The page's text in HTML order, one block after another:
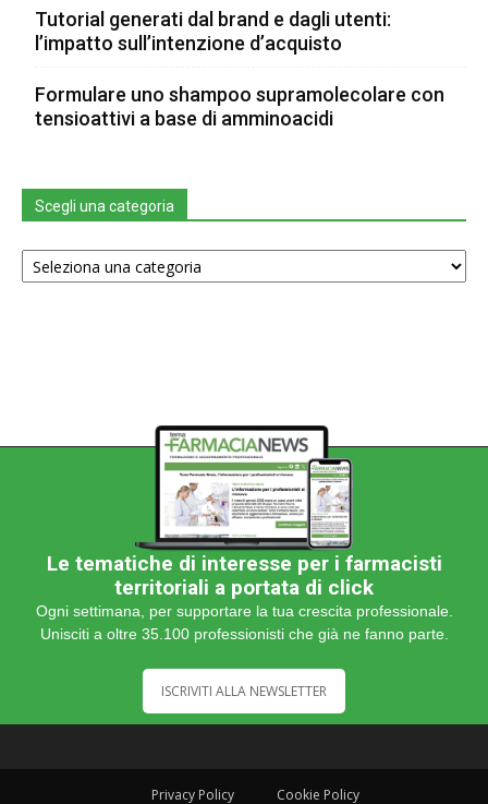
Tutorial generati dal brand e dagli utenti:
l’impatto sull’intenzione d’acquisto
Formulare uno shampoo supramolecolare con
tensioattivi a base di amminoacidi
Scegli una categoria
Scegli
una
Le tematiche di interesse per i farmacisti
territoriali a portata di click
Ogni settimana, per supportare la tua crescita professionale.
Unisciti a oltre 35.100 professionisti che già ne fanno parte.
ISCRIVITI ALLA NEWSLETTER
Privacy Policy Cookie Policy